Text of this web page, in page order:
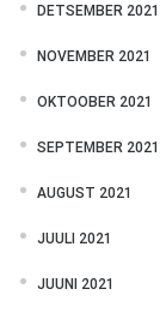
DETSEMBER 2021
NOVEMBER 2021
OKTOOBER 2021
SEPTEMBER 2021
AUGUST 2021
JUULI 2021
JUUNI 2021